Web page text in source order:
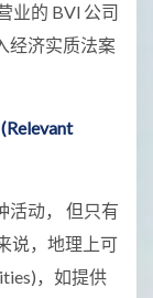
业的 BVl 公司
经济实质法案
活动， 但只有
说，地理上可
，如提供